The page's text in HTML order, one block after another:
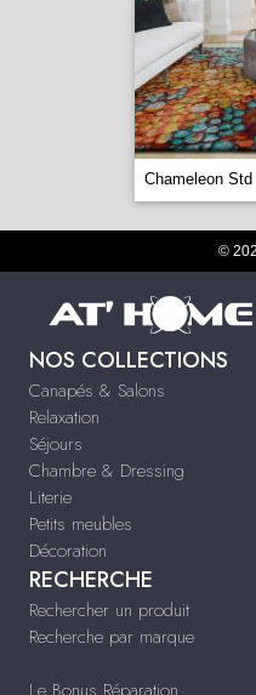
Chameleon Std
©
NOS COLLECTIONS
Canapés & Salons
Relaxation
Séjours
Chambre & Dressing
Literie
Petits meubles
Décoration
RECHERCHE
Rechercher un produit
Recherche par marque